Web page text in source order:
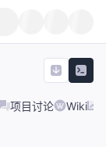
项目讨论 Wiki